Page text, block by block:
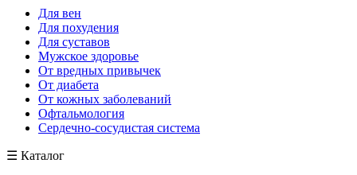
Для вен
Для похудения
Для суставов
Мужское здоровье
От вредных привычек
От диабета
От кожных заболеваний
Офтальмология
Сердечно-сосудистая система
☰ Каталог